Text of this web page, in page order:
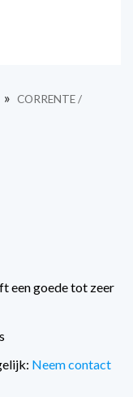
» CORRENTE /
een goede tot zeer
Neem contact